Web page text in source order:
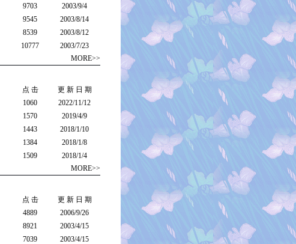
9703
2003/9/4
9545
2003/8/14
8539
2003/8/12
10777
2003/7/23
MORE>>
点 击
更 新 日 期
1060
2022/11/12
1570
2019/4/9
1443
2018/1/10
1384
2018/1/8
1509
2018/1/4
MORE>>
点 击
更 新 日 期
4889
2006/9/26
8921
2003/4/15
7039
2003/4/15